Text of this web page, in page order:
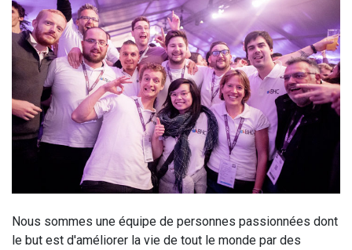
Nous sommes une équipe de personnes passionnées dont
le but est d'améliorer la vie de tout le monde par des